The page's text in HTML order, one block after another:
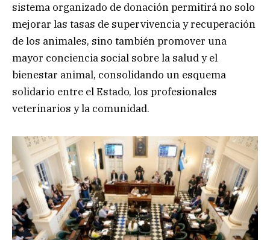
sistema organizado de donación permitirá no solo
mejorar las tasas de supervivencia y recuperación
de los animales, sino también promover una
mayor conciencia social sobre la salud y el
bienestar animal, consolidando un esquema
solidario entre el Estado, los profesionales
veterinarios y la comunidad.